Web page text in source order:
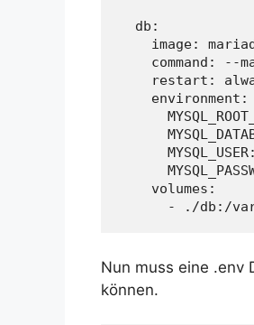
  db:
image:
command: --
restart:
    environment:
    volumes:
- ./db:/
Nun muss eine .env
können.